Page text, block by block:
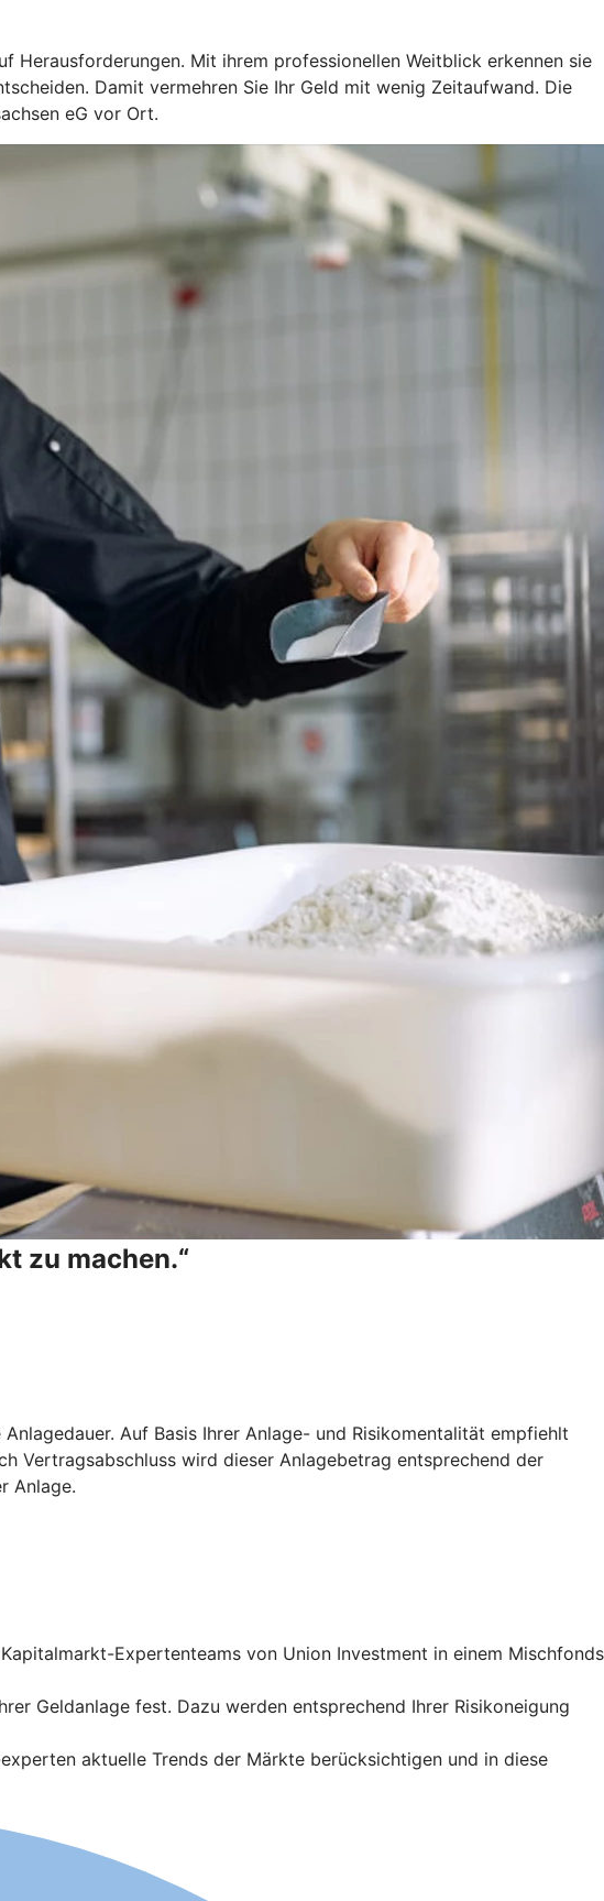
Herausforderungen. Mit ihrem professionellen Weitblick erkennen sie
Damit vermehren Sie Ihr Geld mit wenig Zeitaufwand. Die
eG vor Ort.
zu machen.“
Auf Basis Ihrer Anlage- und Risikomentalität empfiehlt
Vertragsabschluss wird dieser Anlagebetrag entsprechend der
Anlage.
Expertenteams von Union Investment in einem Mischfonds
Geldanlage fest. Dazu werden entsprechend Ihrer Risikoneigung
aktuelle Trends der Märkte berücksichtigen und in diese